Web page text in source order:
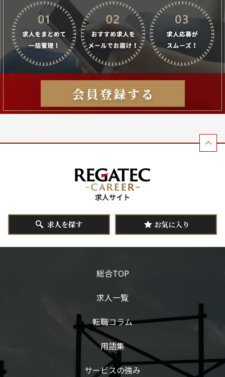
求人を探す お気に入り
総合TOP
求人一覧
転職コラム
用語集
サービスの強み